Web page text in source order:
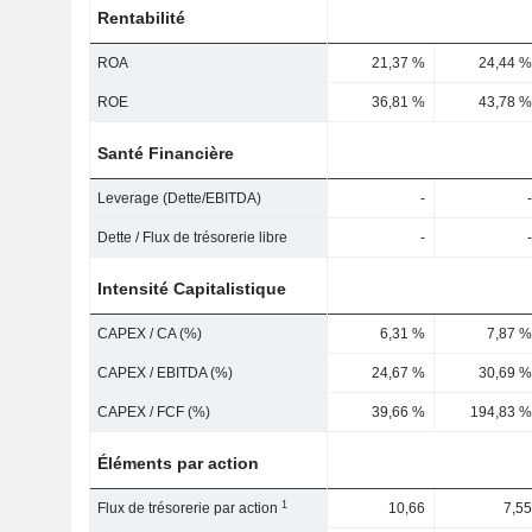
Rentabilité
ROA 21,37 % 24,44 %
ROE 36,81 % 43,78 %
Santé Financière
Leverage (Dette/EBITDA) - -
Dette / Flux de trésorerie libre - -
Intensité Capitalistique
CAPEX / CA (%) 6,31 % 7,87 %
CAPEX / EBITDA (%) 24,67 % 30,69 %
CAPEX / FCF (%) 39,66 % 194,83 %
Éléments par action
Flux de trésorerie par action1 10,66 7,55